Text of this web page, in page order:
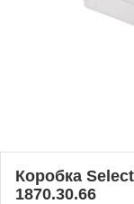
Коробка
1870.30.66